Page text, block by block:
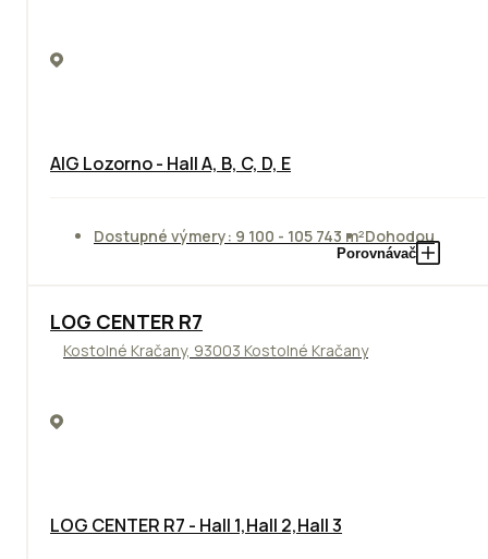
AIG Lozorno - Hall A, B, C, D, E
Dostupné výmery: 9 100 - 105 743 m²Dohodou
Porovnávač
TOP
LOG CENTER R7
Kostolné Kračany, 93003 Kostolné Kračany
LOG CENTER R7 - Hall 1,Hall 2,Hall 3